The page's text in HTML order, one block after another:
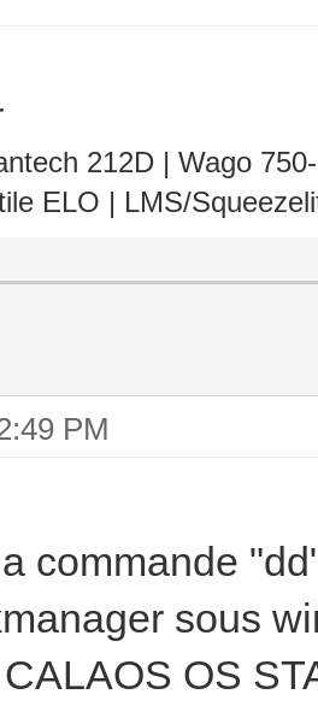
212D | Wago
ELO | LMS/
PM
commande
sous
OS